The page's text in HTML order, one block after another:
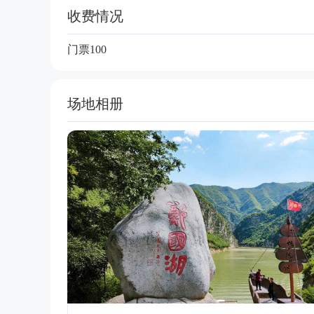
收费情况
门票100
场地相册